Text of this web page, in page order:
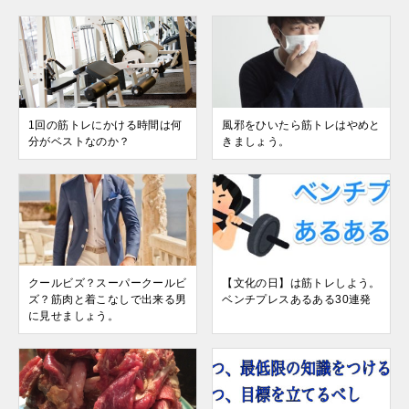
1回の筋トレにかける時間は何
分がベストなのか？
風邪をひいたら筋トレはやめと
きましょう。
クールビズ？スーパークールビ
ズ？筋肉と着こなしで出来る男
に見せましょう。
【文化の日】は筋トレしよう。
ベンチプレスあるある30連発